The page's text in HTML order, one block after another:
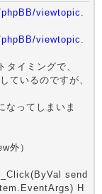
viewtopic.
viewtopic.
タイミングで、
ているのですが、
なってしまいま
外）
send
H